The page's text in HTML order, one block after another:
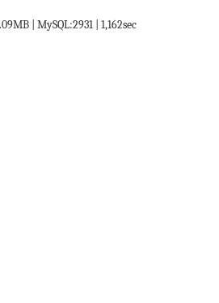
| MySQL:2931 | 1,162sec